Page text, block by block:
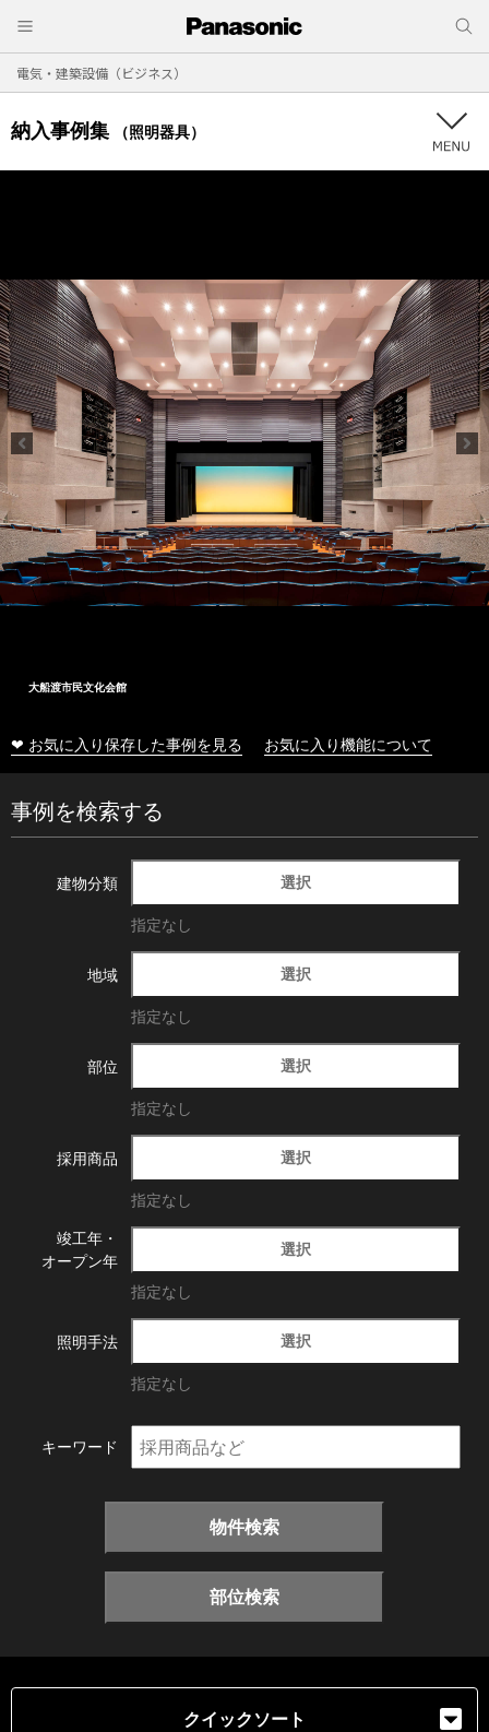
電気・建築設備（ビジネス）
納入事例集 （照明器具）
大船渡市民文化会館
❤ お気に入り保存した事例を見る お気に入り機能について
事例を検索する
建物分類 選択
指定なし
地域 選択
指定なし
部位 選択
指定なし
採用商品 選択
指定なし
竣工年・
オープン年
選択
指定なし
照明手法 選択
指定なし
キーワード
物件検索
部位検索
クイックソート